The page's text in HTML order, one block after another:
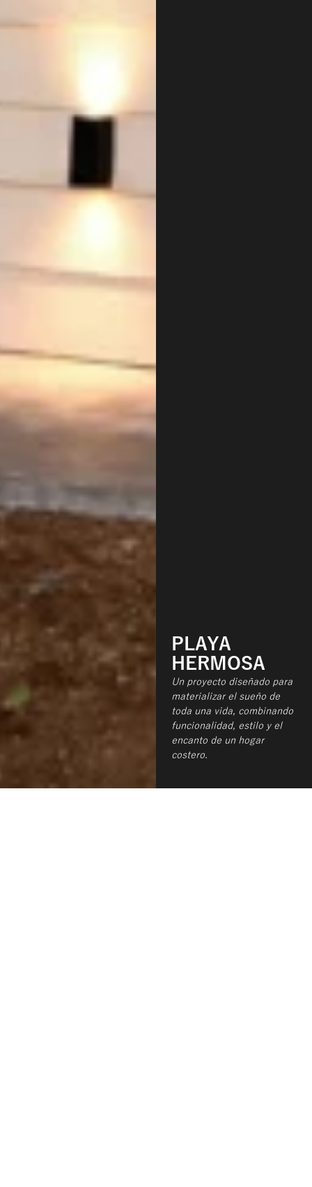
PLAYA
HERMOSA
Un proyecto diseñado para
materializar el sueño de
toda una vida, combinando
funcionalidad, estilo y el
encanto de un hogar
costero.